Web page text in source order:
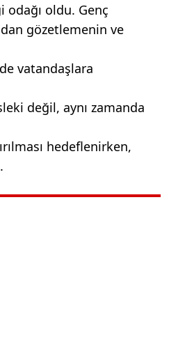
odağı oldu. Genç
gözetlemenin ve
vatandaşlara
değil, aynı zamanda
hedeflenirken,